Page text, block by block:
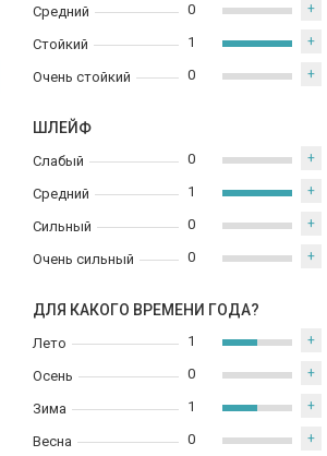
Средний
Стойкий
Очень стойкий
0 +
1 +
0 +
ШЛЕЙФ
Слабый
Средний
Сильный
Очень сильный
0 +
1 +
0 +
0 +
ДЛЯ КАКОГО ВРЕМЕНИ ГОДА?
Лето
Осень
Зима
Весна
1 +
0 +
1 +
0 +